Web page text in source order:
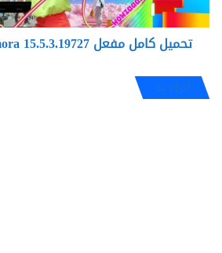
تحميل كامل مفعل Wondershare Filmora 15.5.3.19727
اترك رد